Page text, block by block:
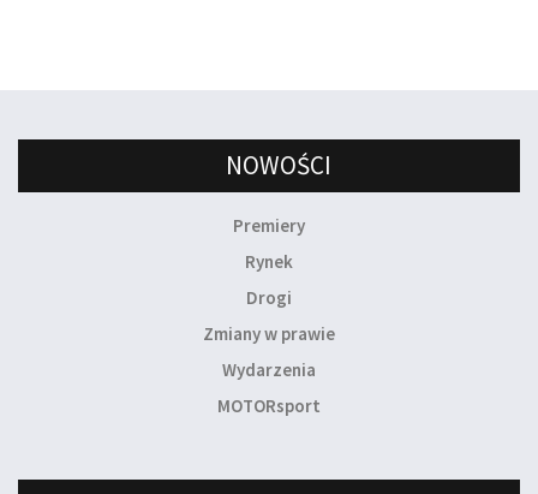
NOWOŚCI
Premiery
Rynek
Drogi
Zmiany w prawie
Wydarzenia
MOTORsport